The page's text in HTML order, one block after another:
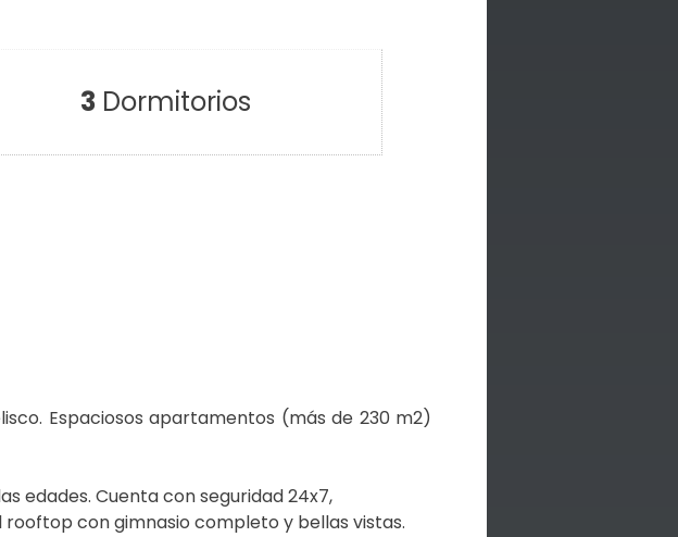
3Dormitorios
Espaciosos apartamentos (más de 230 m2)
edades. Cuenta con seguridad 24x7,
rooftop con gimnasio completo y bellas vistas.